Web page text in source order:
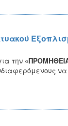
την
να